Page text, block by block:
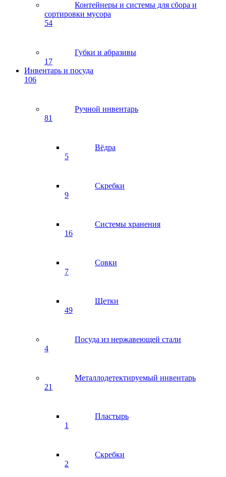
Контейнеры и системы для сбора и
сортировки мусора
54
Губки и абразивы
17
Инвентарь и посуда
106
Ручной инвентарь
81
Вёдра
5
Скребки
9
Системы хранения
16
Совки
7
Щетки
49
Посуда из нержавеющей стали
4
Металлодетектируемый инвентарь
21
Пластырь
1
Скребки
2